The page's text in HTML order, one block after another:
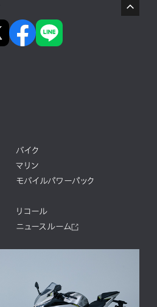
バイク
マリン
モバイルパワーパック
リコール
ニュースルーム